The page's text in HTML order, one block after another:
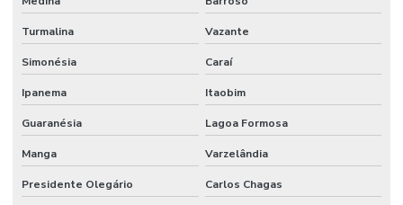
Turmalina Vazante
Simonésia Caraí
Ipanema Itaobim
Guaranésia Lagoa Formosa
Manga Varzelândia
Presidente Olegário Carlos Chagas